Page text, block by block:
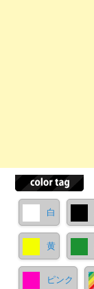
白
黄
ピンク